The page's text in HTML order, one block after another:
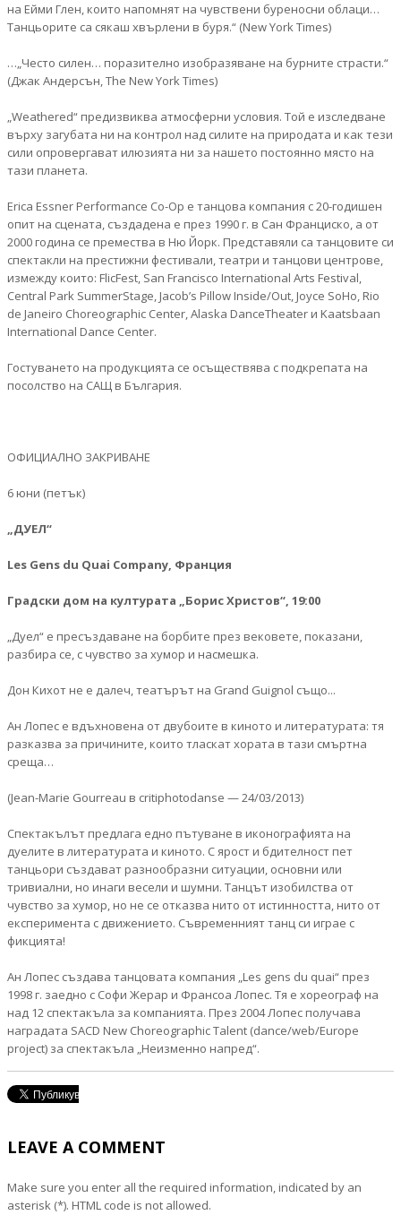
на Ейми Глен, които напомнят на чувствени буреносни облаци…
Танцьорите са сякаш хвърлени в буря.“ (New York Times)
…„Често силен… поразително изобразяване на бурните страсти.“
(Джак Андерсън, The New York Times)
„Weathered“ предизвиква атмосферни условия. Той е изследване
върху загубата ни на контрол над силите на природата и как тези
сили опровергават илюзията ни за нашето постоянно място на
тази планета.
Erica Essner Performance Co-Op е танцова компания с 20-годишен
опит на сцената, създадена e през 1990 г. в Сан Франциско, a от
2000 година се премества в Ню Йорк. Предстaвяли са танцовите си
спектакли на престижни фестивали, театри и танцови центрове,
измежду които: FlicFest, San Francisco International Arts Festival,
Central Park SummerStage, Jacob’s Pillow Inside/Out, Joyce SoHo, Rio
de Janeiro Choreographic Center, Alaska DanceTheater и Kaatsbaan
International Dance Center.
Гостуването на продукцията се осъществява с подкрепата на
посолство на САЩ в България.
ОФИЦИАЛНО ЗАКРИВАНЕ
6 юни (петък)
„ДУЕЛ“
Les Gens du Quai Company, Франция
Градски дом на културата „Борис Христов“, 19:00
„Дуел“ е пресъздаване на борбите през вековете, показани,
разбира се, с чувство за хумор и насмешка.
Дон Кихот не е далеч, театърът на Grand Guignol също...
Ан Лопес е вдъхновена от двубоите в киното и литературата: тя
разказва за причините, които тласкат хората в тaзи смъртнa
среща…
(Jean-Marie Gourreau в critiphotodanse — 24/03/2013)
Спектакълът предлага едно пътуване в иконографията на
дуелите в литературата и киното. С ярост и бдителност пет
танцьори създават разнообразни ситуации, основни или
тривиални, но инаги весели и шумни. Танцът изобилства от
чувство за хумор, но не се отказва нито от истинността, нито от
експериментa с движението. Съвременният танц си играе с
фикцията!
Ан Лопес създава танцовата компания „Les gens du quai“ през
1998 г. заедно с Софи Жерар и Франсоа Лопес. Тя е хореограф на
над 12 спектакъла за компанията. През 2004 Лопес получава
наградата SACD New Choreographic Talent (dance/web/Europe
project) за спектакъла „Неизменно напред“.
LEAVE A COMMENT
Make sure you enter all the required information, indicated by an
asterisk (*). HTML code is not allowed.